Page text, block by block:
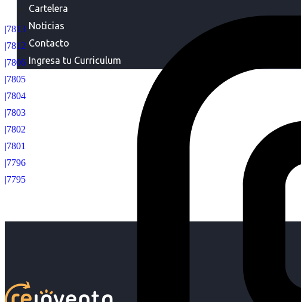
Cartelera
Noticias
Contacto
Ingresa tu Curriculum
|7813
|7812
|7806
|7805
|7804
|7803
|7802
|7801
|7796
|7795